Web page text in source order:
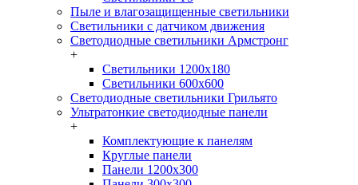
Пыле и влагозащищенные светильники
Светильники с датчиком движения
Светодиодные светильники Армстронг
+
Светильники 1200х180
Светильники 600х600
Светодиодные светильники Грильято
Ультратонкие светодиодные панели
+
Комплектующие к панелям
Круглые панели
Панели 1200х300